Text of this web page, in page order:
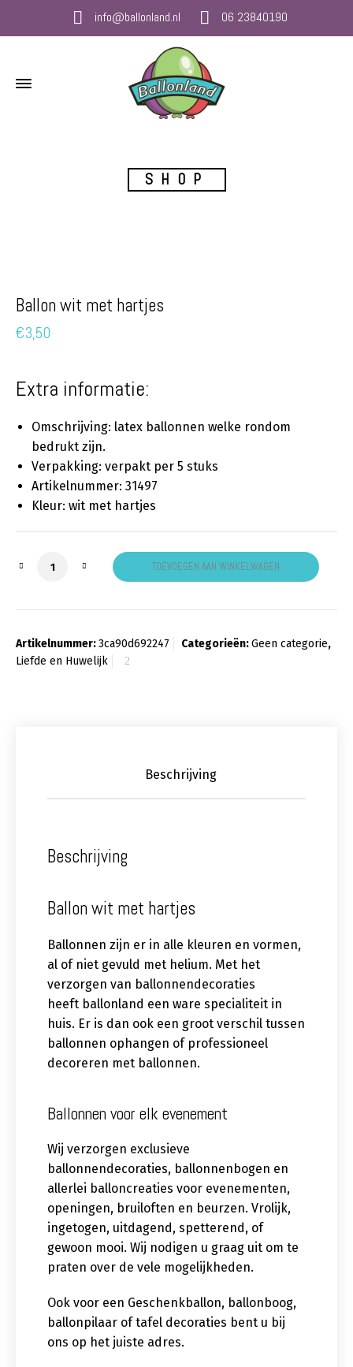
info@ballonland.nl 06 23840190
SHOP
Ballon wit met hartjes
€3,50
Extra informatie:
Omschrijving: latex ballonnen welke rondom
bedrukt zijn.
Verpakking: verpakt per 5 stuks
Artikelnummer: 31497
Kleur: wit met hartjes
Ballon wit met hartjes aantalTOEVOEGEN AAN WINKELWAGEN
Artikelnummer:3ca90d692247 Categorieën:Geen categorie,
Liefde en Huwelijk
Beschrijving
Beschrijving
Ballon wit met hartjes
Ballonnen zijn er in alle kleuren en vormen,
al of niet gevuld met helium. Met het
verzorgen van ballonnendecoraties
heeft ballonland een ware specialiteit in
huis. Er is dan ook een groot verschil tussen
ballonnen ophangen of professioneel
decoreren met ballonnen.
Ballonnen voor elk evenement
Wij verzorgen exclusieve
ballonnendecoraties, ballonnenbogen en
allerlei balloncreaties voor evenementen,
openingen, bruiloften en beurzen. Vrolijk,
ingetogen, uitdagend, spetterend, of
gewoon mooi. Wij nodigen u graag uit om te
praten over de vele mogelijkheden.
Ook voor een Geschenkballon, ballonboog,
ballonpilaar of tafel decoraties bent u bij
ons op het juiste adres.